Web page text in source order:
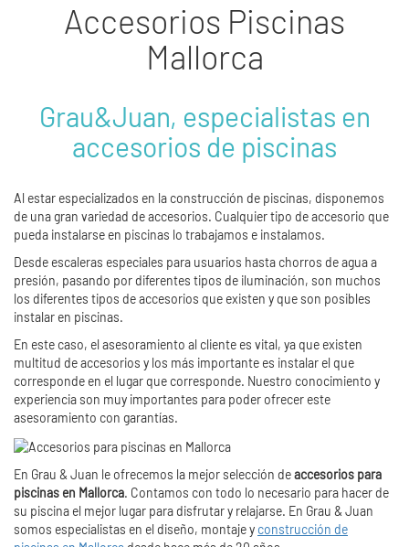
Accesorios Piscinas
Mallorca
Grau&Juan, especialistas en
accesorios de piscinas
Al estar especializados en la construcción de piscinas, disponemos
de una gran variedad de accesorios. Cualquier tipo de accesorio que
pueda instalarse en piscinas lo trabajamos e instalamos.
Desde escaleras especiales para usuarios hasta chorros de agua a
presión, pasando por diferentes tipos de iluminación, son muchos
los diferentes tipos de accesorios que existen y que son posibles
instalar en piscinas.
En este caso, el asesoramiento al cliente es vital, ya que existen
multitud de accesorios y los más importante es instalar el que
corresponde en el lugar que corresponde. Nuestro conocimiento y
experiencia son muy importantes para poder ofrecer este
asesoramiento con garantías.
En Grau & Juan le ofrecemos la mejor selección deaccesorios para
piscinas en Mallorca. Contamos con todo lo necesario para hacer de
su piscina el mejor lugar para disfrutar y relajarse. En Grau & Juan
somos especialistas en el diseño, montaje y construcción de